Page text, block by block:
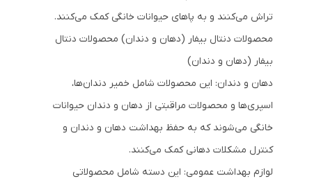
تراش می‌کنند و به پاهای حیوانات خانگی کمک می‌کنند.
محصولات دنتال بیفار (دهان و دندان) محصولات دنتال
بیفار (دهان و دندان)
دهان و دندان: این محصولات شامل خمیر دندان‌ها،
اسپری‌ها و محصولات مراقبتی از دهان و دندان حیوانات
خانگی می‌شوند که به حفظ بهداشت دهان و دندان و
کنترل مشکلات دهانی کمک می‌کنند.
لوازم بهداشت عمومی: این دسته شامل محصولاتی